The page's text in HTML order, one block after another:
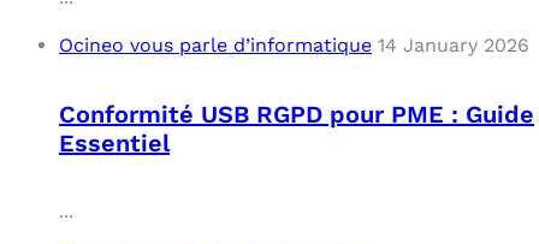
Ocineo vous parle d’informatique 14 January 2026
Conformité USB RGPD pour PME : Guide
Essentiel
...